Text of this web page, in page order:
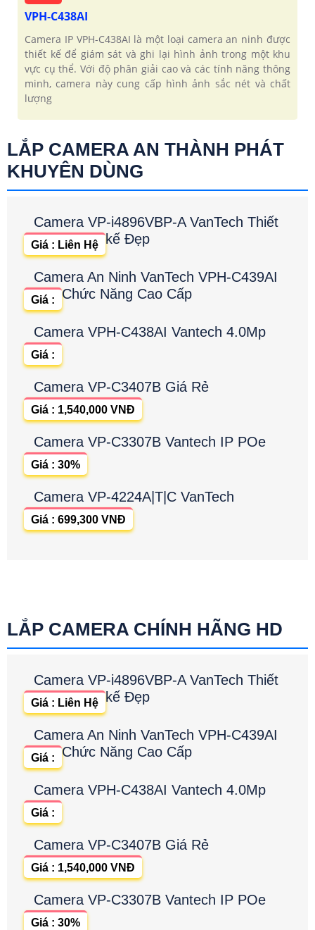
VPH-C438AI
Camera IP VPH-C438AI là một loại camera an ninh được
thiết kế để giám sát và ghi lại hình ảnh trong một khu
vực cụ thể. Với độ phân giải cao và các tính năng thông
minh, camera này cung cấp hình ảnh sắc nét và chất
lượng
LẮP CAMERA AN THÀNH PHÁT
KHUYÊN DÙNG
Camera VP-i4896VBP-A VanTech Thiết
kế Đẹp
Giá : Liên Hệ
Camera An Ninh VanTech VPH-C439AI
Chức Năng Cao Cấp
Giá :
Camera VPH-C438AI Vantech 4.0Mp
Giá :
Camera VP-C3407B Giá Rẻ
Giá : 1,540,000 VNĐ
Camera VP-C3307B Vantech IP POe
Giá : 30%
Camera VP-4224A|T|C VanTech
Giá : 699,300 VNĐ
LẮP CAMERA CHÍNH HÃNG HD
Camera VP-i4896VBP-A VanTech Thiết
kế Đẹp
Giá : Liên Hệ
Camera An Ninh VanTech VPH-C439AI
Chức Năng Cao Cấp
Giá :
Camera VPH-C438AI Vantech 4.0Mp
Giá :
Camera VP-C3407B Giá Rẻ
Giá : 1,540,000 VNĐ
Camera VP-C3307B Vantech IP POe
Giá : 30%